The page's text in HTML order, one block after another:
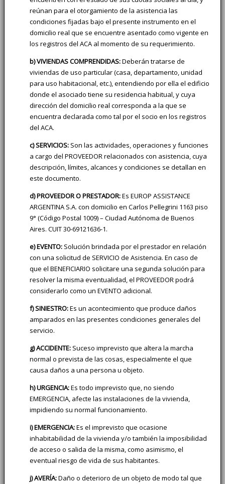
reúnan para el otorgamiento de la asistencia las
condiciones fijadas bajo el presente instrumento en el
domicilio real que se encuentre asentado como vigente en
los registros del ACA al momento de su requerimiento.
b) VIVIENDAS COMPRENDIDAS:Deberán tratarse de
viviendas de uso particular (casa, departamento, unidad
para uso habitacional, etc.), entendiendo por ella el edificio
donde el asociado tiene su residencia habitual, y cuya
dirección del domicilio real corresponda a la que se
encuentra declarada como tal por el socio en los registros
del ACA.
c) SERVICIOS: Son las actividades, operaciones y funciones
a cargo del PROVEEDOR relacionados con asistencia, cuya
descripción, límites, alcances y condiciones se detallan en
este documento.
d) PROVEEDOR O PRESTADOR:Es EUROP ASSISTANCE
ARGENTINA S.A. con domicilio en Carlos Pellegrini 1163 piso
9° (Código Postal 1009) – Ciudad Autónoma de Buenos
Aires. CUIT 30-69121636-1.
e) EVENTO: Solución brindada por el prestador en relación
con una solicitud de SERVICIO de Asistencia. En caso de
que el BENEFICIARIO solicitare una segunda solución para
resolver la misma eventualidad, el PROVEEDOR podrá
considerarlo como un EVENTO adicional.
f) SINIESTRO:Es un acontecimiento que produce daños
amparados en las presentes condiciones generales del
servicio.
g) ACCIDENTE: Suceso imprevisto que altera la marcha
normal o prevista de las cosas, especialmente el que
causa daños a una persona u objeto.
h) URGENCIA:Es todo imprevisto que, no siendo
EMERGENCIA, afecte las instalaciones de la vivienda,
impidiendo su normal funcionamiento.
i) EMERGENCIA:Es el imprevisto que ocasione
inhabitabilidad de la vivienda y/o también la imposibilidad
de acceso o salida de la misma, como asimismo, el
eventual riesgo de vida de sus habitantes.
j) AVERÍA:Daño o deterioro de un objeto de modo tal que